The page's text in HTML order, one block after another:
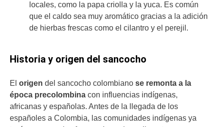
locales, como la papa criolla y la yuca. Es común
que el caldo sea muy aromático gracias a la adición
de hierbas frescas como el cilantro y el perejil.
Historia y origen del sancocho
El origen del sancocho colombiano se remonta a la
época precolombina con influencias indígenas,
africanas y españolas. Antes de la llegada de los
españoles a Colombia, las comunidades indígenas ya